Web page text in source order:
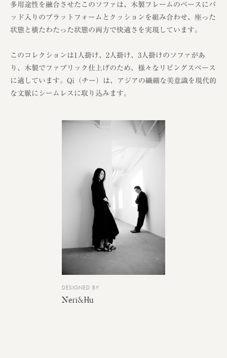
多用途性を融合させたこのソファは、木製フレームのベースにパ
ッド入りのプラットフォームとクッションを組み合わせ、座った
状態と横たわたった状態の両方で快適さを実現しています。
このコレクションは1人掛け、2人掛け、3人掛けのソファがあ
り、木製でファブリック仕上げのため、様々なリビングスペース
に適しています。Qi（チー）は、アジアの繊細な美意識を現代的
な文脈にシームレスに取り込みます。
DESIGNED BY
Neri&Hu